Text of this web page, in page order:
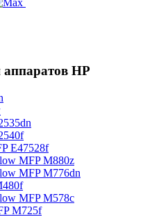
HP
E47528f
MFP M880z
MFP M776dn
MFP M578с
M725f